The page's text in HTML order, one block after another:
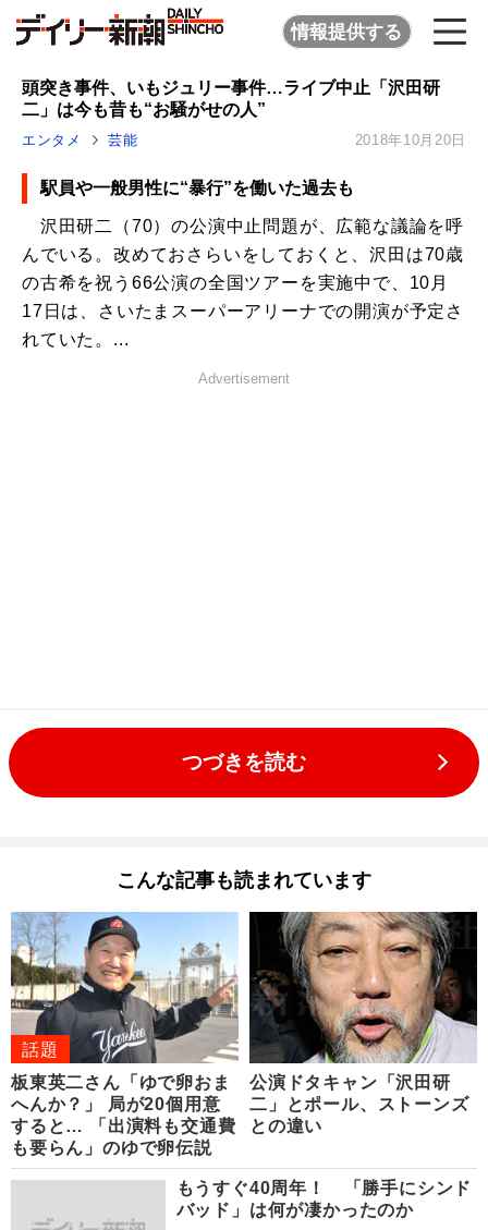
情報提供する
頭突き事件、いもジュリー事件…ライブ中止「沢田研
二」は今も昔も“お騒がせの人”
エンタメ 芸能 2018年10月20日
駅員や一般男性に“暴行”を働いた過去も
沢田研二（70）の公演中止問題が、広範な議論を呼
んでいる。改めておさらいをしておくと、沢田は70歳
の古希を祝う66公演の全国ツアーを実施中で、10月
17日は、さいたまスーパーアリーナでの開演が予定さ
れていた。...
Advertisement
つづきを読む
こんな記事も読まれています
話題
板東英二さん「ゆで卵おま
へんか？」 局が20個用意
すると… 「出演料も交通費
も要らん」のゆで卵伝説
公演ドタキャン「沢田研
二」とポール、ストーンズ
との違い
もうすぐ40周年！ 「勝手にシンド
バッド」は何が凄かったのか